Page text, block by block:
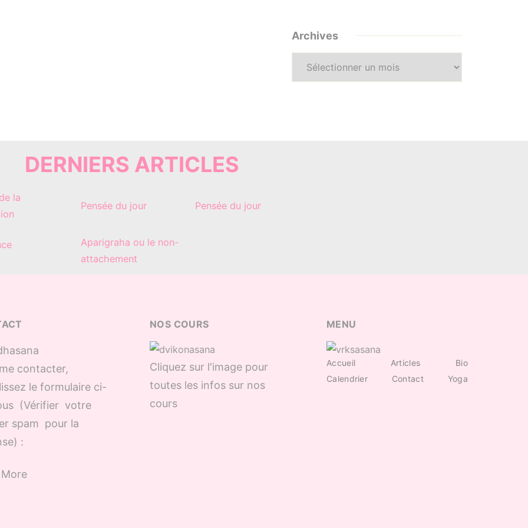
Archives
Archives
DERNIERS ARTICLES
la
Pensée du jour Pensée du jour
Aparigraha ou le non-
attachement
contacter,
le formulaire ci-
(Vérifier votre
spam pour la
:
NOS COURS
Cliquez sur l'image pour
toutes les infos sur nos
cours
MENU
Accueil Articles
Bio
Calendrier
Contact Yoga